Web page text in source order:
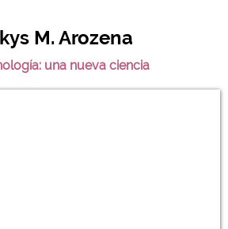
M. Arozena
una nueva ciencia